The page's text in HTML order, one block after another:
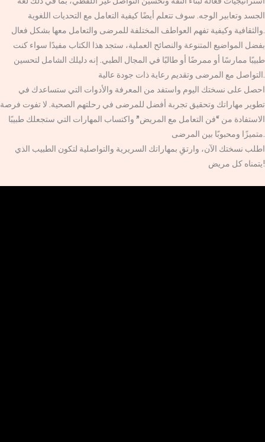
الجسد وتعابير الوجه. سوف تتعلم أيضًا كيفية التعامل مع التحديات اللغوية
والثقافية وكيفية تفهم العواطف المختلفة للمرضى والتعامل معها بشكل فعال.
بفضل المواضيع المتنوعة والنصائح العملية، ستجد هذا الكتاب مفيدًا سواء كنت
طبيبًا ممارسًا أو ممرضًا أو طالبًا في المجال الطبي. إنه دليلك الشامل لتحسين
التواصل مع المرضى وتقديم رعاية ذات جودة عالية.
احصل على نسختك اليوم واستفد من المعرفة والأدوات التي ستساعدك في
تطوير مهاراتك وتحقيق تجربة أفضل للمرضى في رحلتهم الصحية. لا تفوت فرصة
الاستفادة من “فن التعامل مع المريض” واكتساب المهارات التي ستجعلك طبيبًا
متميزًا ومحبوبًا بين المرضى.
اطلب نسختك الآن، وارتقِ بمهاراتك السريرية والتواصلية لتكون الطبيب الذي
يتمناه كل مريض!